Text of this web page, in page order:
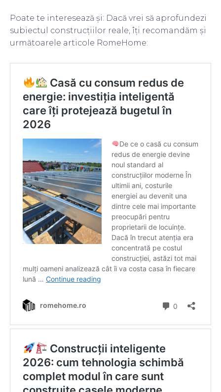
Poate te interesează și: Dacă vrei să aprofundezi
subiectul construcțiilor reale, îți recomandăm și
următoarele articole RomeHome: